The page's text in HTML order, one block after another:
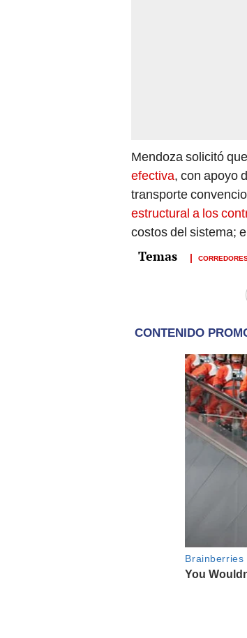
Mendoza solicitó
efectiva, con apoyo
transporte
estructural a los
costos del sistema;